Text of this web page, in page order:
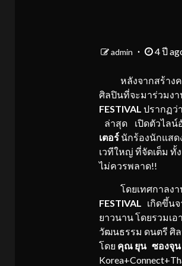
admin 4 ปี
หลังจากสร้างค
ศิลปินที่จะมาร่วมงา
FESTIVAL ปรากฏว่
ล่าสุด เปิดตัวไลน์
เตอร์นักร้องนักแสด
เวทีใหญ่ ที่จัดเต็ม
ไม่ควรพลาด!!
โดยเทศกาลงา
FESTIVAL เกิดขึ้น
ยาวนาน โดยรวมเ
วัฒนธรรม ดนตรี ศิล
โดย คุณ ยุน ซองจุน